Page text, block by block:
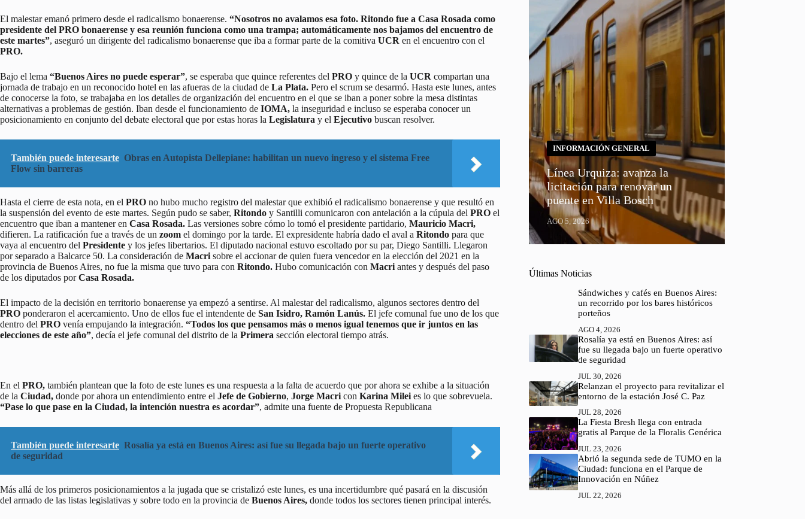
El malestar emanó primero desde el radicalismo bonaerense. “Nosotros no avalamos esa foto. Ritondo fue a Casa Rosada como
presidente del PRO bonaerense y esa reunión funciona como una trampa; automáticamente nos bajamos del encuentro de
este martes”, aseguró un dirigente del radicalismo bonaerense que iba a formar parte de la comitiva UCR en el encuentro con el
PRO.
Bajo el lema “Buenos Aires no puede esperar”, se esperaba que quince referentes del PRO y quince de la UCR compartan una
jornada de trabajo en un reconocido hotel en las afueras de la ciudad de La Plata. Pero el scrum se desarmó. Hasta este lunes, antes
de conocerse la foto, se trabajaba en los detalles de organización del encuentro en el que se iban a poner sobre la mesa distintas
alternativas a problemas de gestión. Iban desde el funcionamiento de IOMA, la inseguridad e incluso se esperaba conocer un
posicionamiento en conjunto del debate electoral que por estas horas la Legislatura y el Ejecutivo buscan resolver.
También puede interesarte Obras en Autopista Dellepiane: habilitan un nuevo ingreso y el sistema Free
Flow sin barreras
Hasta el cierre de esta nota, en el PRO no hubo mucho registro del malestar que exhibió el radicalismo bonaerense y que resultó en
la suspensión del evento de este martes. Según pudo se saber, Ritondo y Santilli comunicaron con antelación a la cúpula del PRO el
encuentro que iban a mantener en Casa Rosada. Las versiones sobre cómo lo tomó el presidente partidario, Mauricio Macri,
difieren. La ratificación fue a través de un zoom el domingo por la tarde. El expresidente habría dado el aval a Ritondo para que
vaya al encuentro del Presidente y los jefes libertarios. El diputado nacional estuvo escoltado por su par, Diego Santilli. Llegaron
por separado a Balcarce 50. La consideración de Macri sobre el accionar de quien fuera vencedor en la elección del 2021 en la
provincia de Buenos Aires, no fue la misma que tuvo para con Ritondo. Hubo comunicación con Macri antes y después del paso
de los diputados porCasa Rosada.
El impacto de la decisión en territorio bonaerense ya empezó a sentirse. Al malestar del radicalismo, algunos sectores dentro del
PRO ponderaron el acercamiento. Uno de ellos fue el intendente de San Isidro, Ramón Lanús. El jefe comunal fue uno de los que
dentro del PRO venía empujando la integración. “Todos los que pensamos más o menos igual tenemos que ir juntos en las
elecciones de este año”, decía el jefe comunal del distrito de la Primera sección electoral tiempo atrás.
En el PRO, también plantean que la foto de este lunes es una respuesta a la falta de acuerdo que por ahora se exhibe a la situación
de la Ciudad, donde por ahora un entendimiento entre el Jefe de Gobierno, Jorge Macri con Karina Milei es lo que sobrevuela.
“Pase lo que pase en la Ciudad, la intención nuestra es acordar”, admite una fuente de Propuesta Republicana
También puede interesarte Rosalía ya está en Buenos Aires: así fue su llegada bajo un fuerte operativo
de seguridad
Más allá de los primeros posicionamientos a la jugada que se cristalizó este lunes, es una incertidumbre qué pasará en la discusión
del armado de las listas legislativas y sobre todo en la provincia de Buenos Aires, donde todos los sectores tienen principal interés.
INFORMACIÓN GENERAL
Línea Urquiza: avanza la
licitación para renovar un
puente en Villa Bosch
AGO 5, 2026
Últimas Noticias
Sándwiches y cafés en Buenos Aires:
un recorrido por los bares históricos
porteños
AGO 4, 2026
Rosalía ya está en Buenos Aires: así
fue su llegada bajo un fuerte operativo
de seguridad
JUL 30, 2026
Relanzan el proyecto para revitalizar el
entorno de la estación José C. Paz
JUL 28, 2026
La Fiesta Bresh llega con entrada
gratis al Parque de la Floralis Genérica
JUL 23, 2026
Abrió la segunda sede de TUMO en la
Ciudad: funciona en el Parque de
Innovación en Núñez
JUL 22, 2026